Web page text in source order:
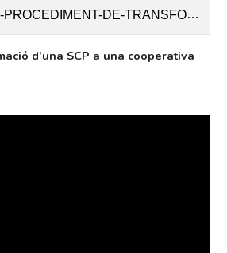
DE-TRANSFORMACIONS.pdf
d'una SCP a una cooperativa